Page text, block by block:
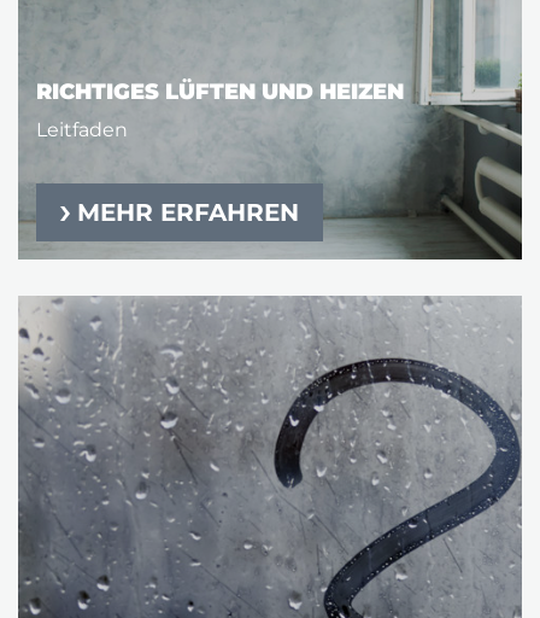
RICHTIGES LÜFTEN UND HEIZEN
Leitfaden
MEHR ERFAHREN